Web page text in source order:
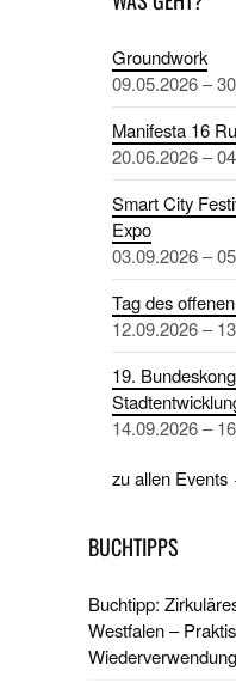
Groundwork
09.05.2026 –
Manifesta 16
20.06.2026 –
Smart City
Expo
03.09.2026 –
Tag des
12.09.2026 –
19.
14.09.2026 –
zu allen
BUCHTIPPS
Buchtipp:
Westfalen –